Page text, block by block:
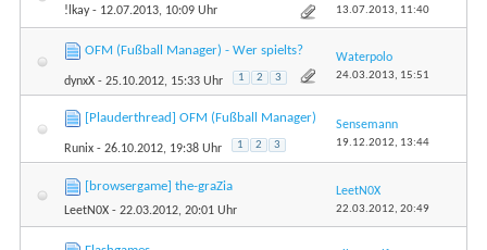
!lkay- 12.07.2013, 10:09 Uhr 13.07.2013, 11:40
OFM (Fußball Manager) - Wer spielts?
dynxX - 25.10.2012, 15:33 Uhr 1 2 3
Waterpolo
24.03.2013, 15:51
[Plauderthread] OFM (Fußball Manager)
Runix - 26.10.2012, 19:38 Uhr 1 2 3
Sensemann
19.12.2012, 13:44
[browsergame] the-graZia
LeetN0X - 22.03.2012, 20:01 Uhr
LeetN0X
22.03.2012, 20:49